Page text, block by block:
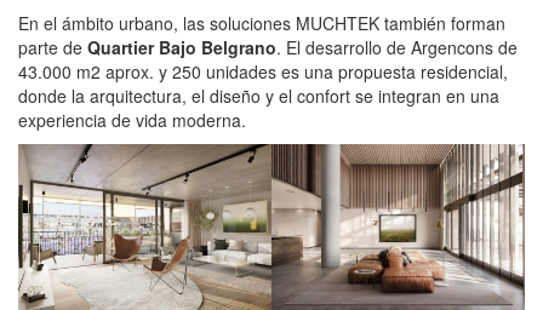
En el ámbito urbano, las soluciones MUCHTEK también forman
parte de Quartier Bajo Belgrano. El desarrollo de Argencons de
43.000 m2 aprox. y 250 unidades es una propuesta residencial,
donde la arquitectura, el diseño y el confort se integran en una
experiencia de vida moderna.